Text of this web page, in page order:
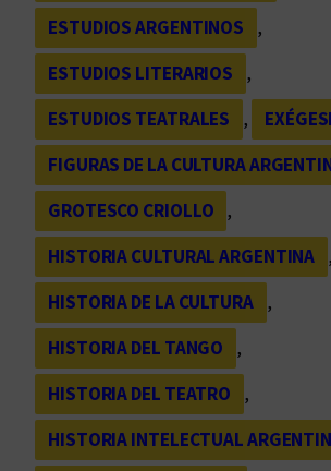
ESTUDIOS ARGENTINOS
,
ESTUDIOS LITERARIOS
,
ESTUDIOS TEATRALES
,
FIGURAS DE LA CULTURA
GROTESCO CRIOLLO
,
HISTORIA CULTURAL ARGENTINA
,
HISTORIA DE LA CULTURA
,
HISTORIA DEL TANGO
,
HISTORIA DEL TEATRO
,
HISTORIA INTELECTUAL